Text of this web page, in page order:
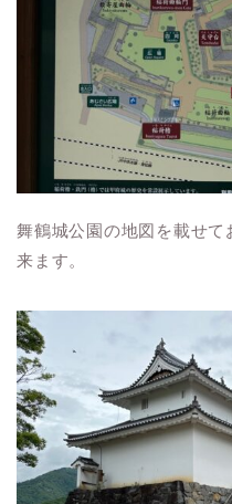
舞鶴城公園の地図を載せて
来ます。